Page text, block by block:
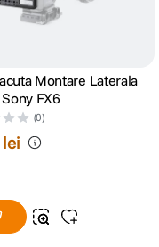
Montare Laterala
FX6
(0)
lei